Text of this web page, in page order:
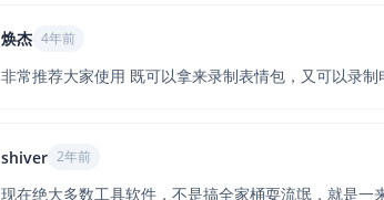
焕杰 4年前
非常推荐大家使用 既可以拿来录制表情包，又可以录
shiver 2年前
现在绝大多数工具软件，不是搞全家桶耍流氓，就是